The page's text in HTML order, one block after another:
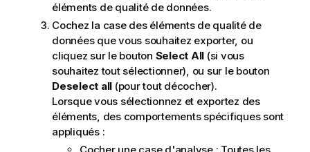
éléments de qualité de données.
Cochez la case des éléments de qualité de
données que vous souhaitez exporter, ou
cliquez sur le bouton Select All (si vous
souhaitez tout sélectionner), ou sur le bouton
Deselect all (pour tout décocher).
Lorsque vous sélectionnez et exportez des
éléments, des comportements spécifiques sont
appliqués :